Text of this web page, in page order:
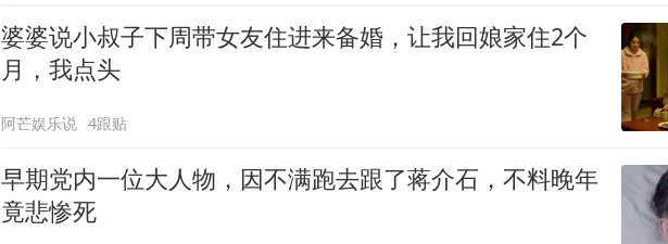
婆婆说小叔子下周带女友住进来备婚，让我回娘家住2个
月，我点头
阿芒娱乐说 4跟贴
早期党内一位大人物，因不满跑去跟了蒋介石，不料晚年
竟悲惨死